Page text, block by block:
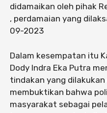
didamaikan oleh pihak
, perdamaian yang
09-2023
Dalam kesempatan itu
Dody Indra Eka Putra
tindakan yang
membuktikan bahwa
masyarakat sebagai